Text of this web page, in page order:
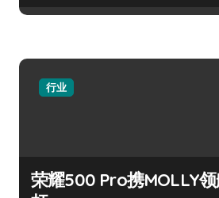
行业
荣耀500 Pro携MOLLY